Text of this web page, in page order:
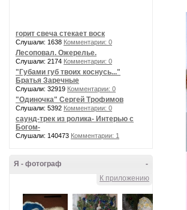
горит свеча стекает воск
Слушали: 1638 Комментарии: 0
Лесоповал. Ожерелье.
Слушали: 2174 Комментарии: 0
"Губами губ твоих коснусь..."
Братья Заречные
Слушали: 32919 Комментарии: 0
"Одиночка" Сергей Трофимов
Слушали: 5392 Комментарии: 0
саунд-трек из ролика- Интерью с
Богом-
Слушали: 140473 Комментарии: 1
-
Я - фотограф
К приложению